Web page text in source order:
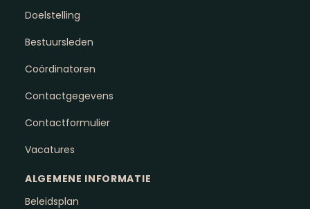
Doelstelling
Bestuursleden
Coördinatoren
Contactgegevens
Contactformulier
Vacatures
ALGEMENE INFORMATIE
Beleidsplan